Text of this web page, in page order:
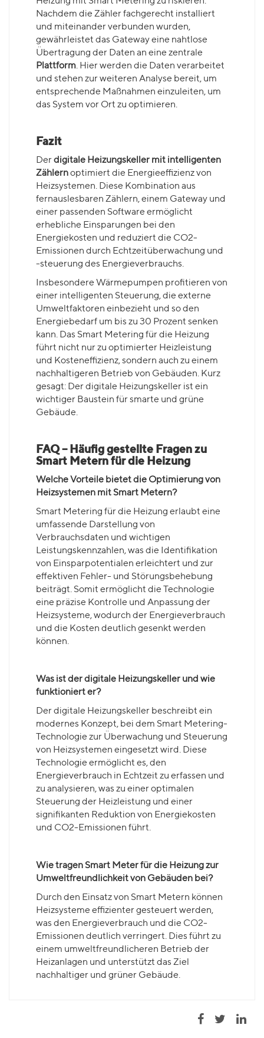
Nachdem die Zähler fachgerecht installiert
und miteinander verbunden wurden,
gewährleistet das Gateway eine nahtlose
Übertragung der Daten an eine zentrale
Plattform. Hier werden die Daten verarbeitet
und stehen zur weiteren Analyse bereit, um
entsprechende Maßnahmen einzuleiten, um
das System vor Ort zu optimieren.
Fazit
Derdigitale Heizungskeller mit intelligenten
Zählernoptimiert die Energieeffizienz von
Heizsystemen. Diese Kombination aus
fernauslesbaren Zählern, einem Gateway und
einer passenden Software ermöglicht
erhebliche Einsparungen bei den
Energiekosten und reduziert die CO2-
Emissionen durch Echtzeitüberwachung und
-steuerung des Energieverbrauchs.
Insbesondere Wärmepumpen profitieren von
einer intelligenten Steuerung, die externe
Umweltfaktoren einbezieht und so den
Energiebedarf um bis zu 30 Prozent senken
kann. Das Smart Metering für die Heizung
führt nicht nur zu optimierter Heizleistung
und Kosteneffizienz, sondern auch zu einem
nachhaltigeren Betrieb von Gebäuden. Kurz
gesagt: Der digitale Heizungskeller ist ein
wichtiger Baustein für smarte und grüne
Gebäude.
FAQ – Häufig gestellte Fragen zu
Smart Metern für die Heizung
Welche Vorteile bietet die Optimierung von
Heizsystemen mit Smart Metern?
Smart Metering für die Heizung erlaubt eine
umfassende Darstellung von
Verbrauchsdaten und wichtigen
Leistungskennzahlen, was die Identifikation
von Einsparpotentialen erleichtert und zur
effektiven Fehler- und Störungsbehebung
beiträgt. Somit ermöglicht die Technologie
eine präzise Kontrolle und Anpassung der
Heizsysteme, wodurch der Energieverbrauch
und die Kosten deutlich gesenkt werden
können.
Was ist der digitale Heizungskeller und wie
funktioniert er?
Der digitale Heizungskeller beschreibt ein
modernes Konzept, bei dem Smart Metering-
Technologie zur Überwachung und Steuerung
von Heizsystemen eingesetzt wird. Diese
Technologie ermöglicht es, den
Energieverbrauch in Echtzeit zu erfassen und
zu analysieren, was zu einer optimalen
Steuerung der Heizleistung und einer
signifikanten Reduktion von Energiekosten
und CO2-Emissionen führt.
Wie tragen Smart Meter für die Heizung zur
Umweltfreundlichkeit von Gebäuden bei?
Durch den Einsatz von Smart Metern können
Heizsysteme effizienter gesteuert werden,
was den Energieverbrauch und die CO2-
Emissionen deutlich verringert. Dies führt zu
einem umweltfreundlicheren Betrieb der
Heizanlagen und unterstützt das Ziel
nachhaltiger und grüner Gebäude.